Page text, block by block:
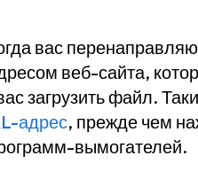
вас
веб-сайта,
загрузить файл.
адрес, прежде чем
вымогателей.